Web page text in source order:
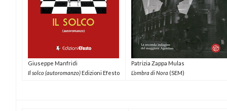
Giuseppe Manfridi
Il solco (autoromanzo) Edizioni Efesto
Patrizia Zappa Mulas
L’ombra di Nora (SEM)